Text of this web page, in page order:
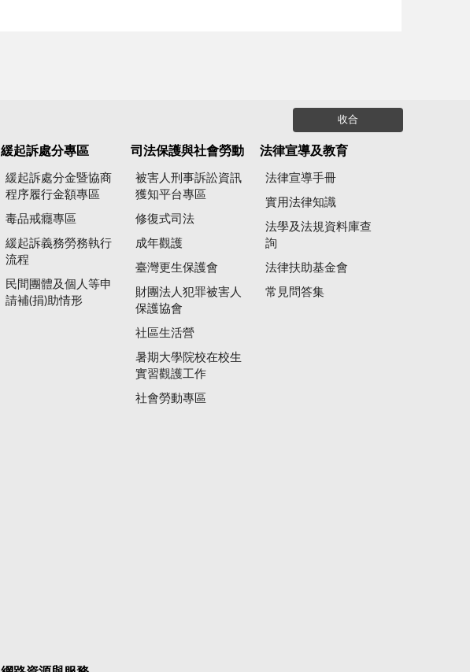
收合
緩起訴處分專區
緩起訴處分金暨協商
程序履行金額專區
毒品戒癮專區
緩起訴義務勞務執行
流程
民間團體及個人等申
請補(捐)助情形
司法保護與社會勞動
被害人刑事訴訟資訊
獲知平台專區
修復式司法
成年觀護
臺灣更生保護會
財團法人犯罪被害人
保護協會
社區生活營
暑期大學院校在校生
實習觀護工作
社會勞動專區
法律宣導及教育
法律宣導手冊
實用法律知識
法學及法規資料庫查
詢
法律扶助基金會
常見問答集